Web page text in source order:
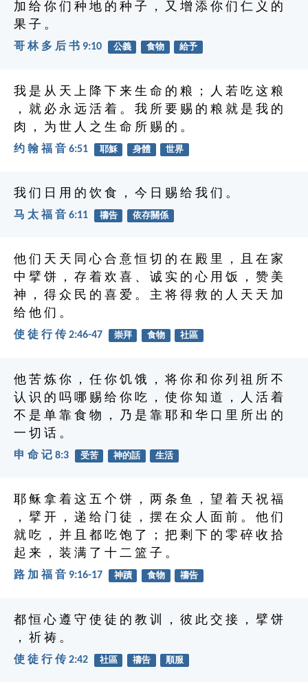
加 给 你 们 种 地 的 种 子 ， 又 增 添 你 们 仁 义 的
果 子 。
哥 林 多 后 书 9:10 公義 食物 給予
我 是 从 天 上 降 下 来 生 命 的 粮 ； 人 若 吃 这 粮
， 就 必 永 远 活 着 。 我 所 要 赐 的 粮 就 是 我 的
肉 ， 为 世 人 之 生 命 所 赐 的 。
约 翰 福 音 6:51 耶穌 身體 世界
我 们 日 用 的 饮 食 ， 今 日 赐 给 我 们 。
马 太 福 音 6:11 禱告 依存關係
他 们 天 天 同 心 合 意 恒 切 的 在 殿 里 ， 且 在 家
中 擘 饼 ， 存 着 欢 喜 、 诚 实 的 心 用 饭 ， 赞 美
神 ， 得 众 民 的 喜 爱 。 主 将 得 救 的 人 天 天 加
给 他 们 。
使 徒 行 传 2:46-47 崇拜 食物 社區
他 苦 炼 你 ， 任 你 饥 饿 ， 将 你 和 你 列 祖 所 不
认 识 的 吗 哪 赐 给 你 吃 ， 使 你 知 道 ， 人 活 着
不 是 单 靠 食 物 ， 乃 是 靠 耶 和 华 口 里 所 出 的
一 切 话 。
申 命 记 8:3 受苦 神的話 生活
耶 稣 拿 着 这 五 个 饼 ， 两 条 鱼 ， 望 着 天 祝 福
， 擘 开 ， 递 给 门 徒 ， 摆 在 众 人 面 前 。 他 们
就 吃 ， 并 且 都 吃 饱 了 ； 把 剩 下 的 零 碎 收 拾
起 来 ， 装 满 了 十 二 篮 子 。
路 加 福 音 9:16-17 神蹟 食物 禱告
都 恒 心 遵 守 使 徒 的 教 训 ， 彼 此 交 接 ， 擘 饼
， 祈 祷 。
使 徒 行 传 2:42 社區 禱告 順服